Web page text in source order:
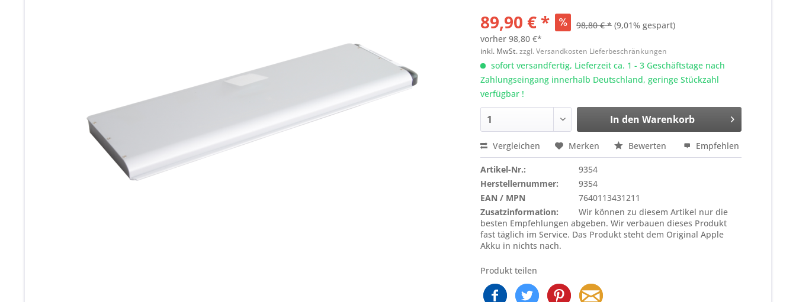
89,90 € * 98,80 € * (9,01% gespart)
vorher98,80 €*
inkl. MwSt.zzgl. Versandkosten Lieferbeschränkungen
sofort versandfertig, Lieferzeit ca. 1 - 3 Geschäftstage nach
Zahlungseingang innerhalb Deutschland, geringe Stückzahl
verfügbar !
In den Warenkorb
Vergleichen Merken Bewerten Empfehlen
Artikel-Nr.:
9354
Herstellernummer:
9354
EAN / MPN
7640113431211
Zusatzinformation:
Wir können zu diesem Artikel nur die
besten Empfehlungen abgeben. Wir verbauen dieses Produkt
fast täglich im Service. Das Produkt steht dem Original Apple
Akku in nichts nach.
Produkt teilen